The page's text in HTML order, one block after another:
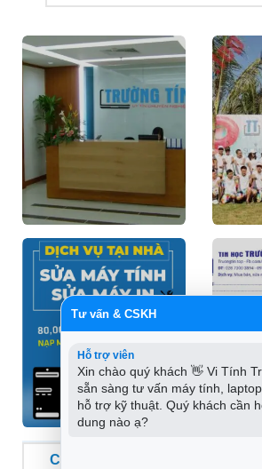
CHUỖI CỬA HÀNG VI TÍNH
Tư vấn & CSKH
Hỗ trợ viên
Xin chào quý khách 👋 Vi Tính
sẵn sàng tư vấn máy tính,
hỗ trợ kỹ thuật. Quý khách cần
dung nào ạ?